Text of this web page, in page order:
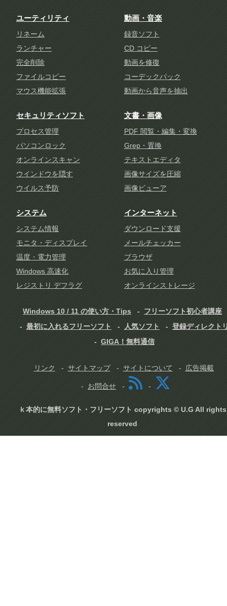
ユーティリティ
リネーム
ランチャー
完全削除
ファイルコピー
マウス機能拡張
動画・音楽
録音ソフト
CD コピー
動画を修復
コーデックパック
動画から音声を抽出
セキュリティソフト
プロセス管理
パソコンロック
オンラインスキャン
ウインドウを隠す
ウイルス予防
文書・画像
PDF 閲覧・編集・変換
Grep・置換
テキストエディタ
画像サイズを圧縮
画像ビューア
システム
システム情報
モニタ・ディスプレイ
温度・電力管理
Windows 高速化
レジストリ デフラグ
インターネット
ダウンロード支援
メールチェッカー
ブラウザ
お気に入り管理
オンラインストレージ
Windows 10 / 11 の使い方・Tips
フリーソフト初心者講座
最初に入れるフリーソフト
人気ソフト
登録ディレクト
GIGA！無料通信
リンク サイトマップ サイトについて 広告掲載
お問合せ
ｋ本的に無料ソフト・フリーソフト copyrights © U.G All rights
reserved